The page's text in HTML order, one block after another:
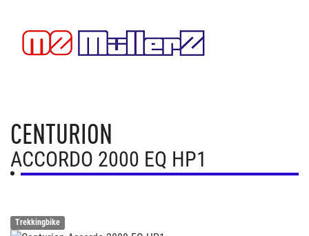
CENTURION
ACCORDO 2000 EQ HP1
Trekkingbike